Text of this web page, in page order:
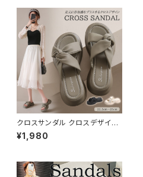
クロスサンダル クロスデザイン
夏サンダル リゾート 厚底 5.5C
M
¥1,980